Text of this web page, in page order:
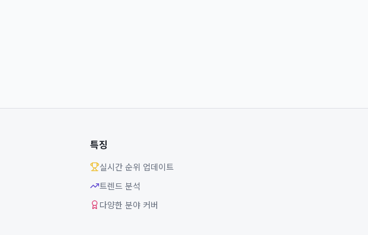
특징
실시간 순위 업데이트
트렌드 분석
다양한 분야 커버